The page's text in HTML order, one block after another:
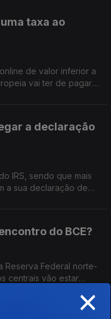
taxa ao
de valor inferior a
vai ter de pagar
a declaração
IRS, sendo que mais
a sua declaração de
do BCE?
Reserva Federal norte-
centrais vão estar
×